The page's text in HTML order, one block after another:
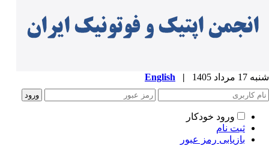
مرداد 1405 |
English
ورود خودکار
ثبت نام
بازیابی رمز عبور